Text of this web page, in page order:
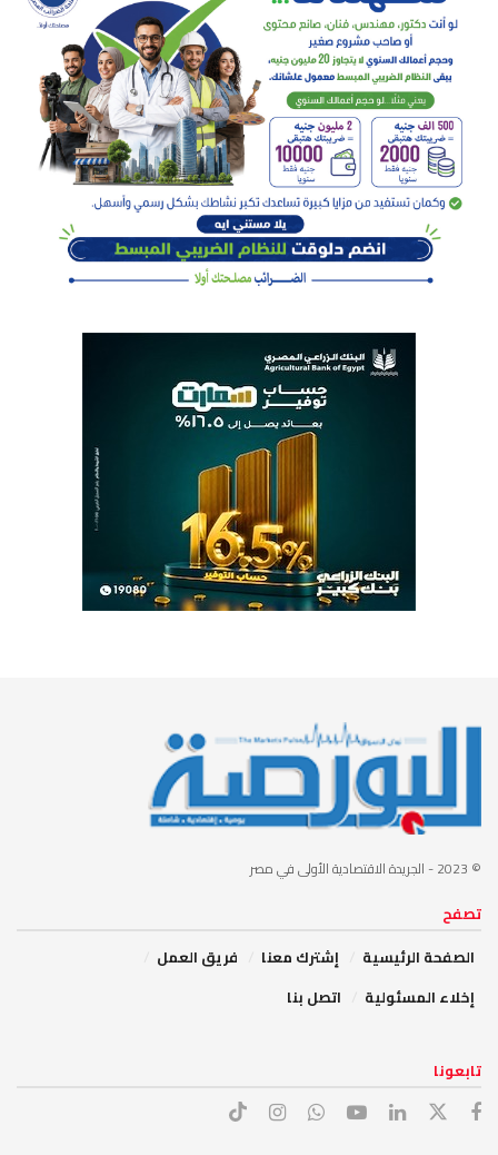
© 2023 - الجريدة الاقتصادية الأولى في مصر
تصفح
الصفحة الرئيسية
إشترك معنا
فريق العمل
إخلاء المسئولية
اتصل بنا
تابعونا